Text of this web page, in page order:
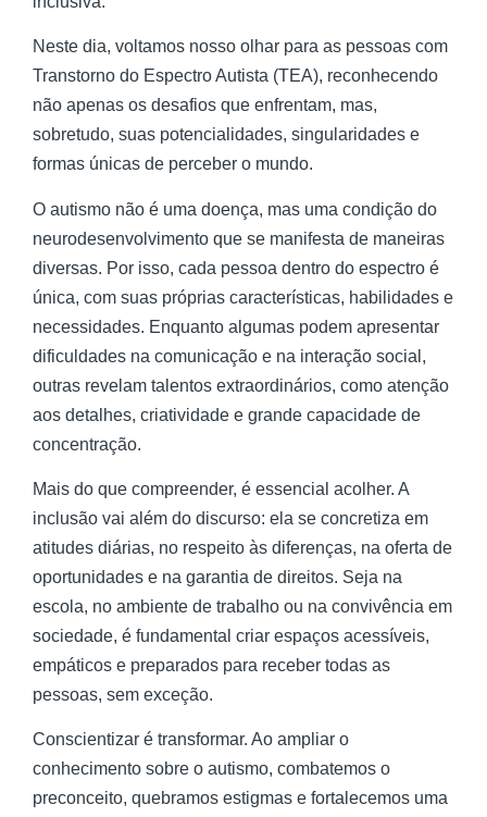
Neste dia, voltamos nosso olhar para as pessoas com
Transtorno do Espectro Autista (TEA), reconhecendo
não apenas os desafios que enfrentam, mas,
sobretudo, suas potencialidades, singularidades e
formas únicas de perceber o mundo.
O autismo não é uma doença, mas uma condição do
neurodesenvolvimento que se manifesta de maneiras
diversas. Por isso, cada pessoa dentro do espectro é
única, com suas próprias características, habilidades e
necessidades. Enquanto algumas podem apresentar
dificuldades na comunicação e na interação social,
outras revelam talentos extraordinários, como atenção
aos detalhes, criatividade e grande capacidade de
concentração.
Mais do que compreender, é essencial acolher. A
inclusão vai além do discurso: ela se concretiza em
atitudes diárias, no respeito às diferenças, na oferta de
oportunidades e na garantia de direitos. Seja na
escola, no ambiente de trabalho ou na convivência em
sociedade, é fundamental criar espaços acessíveis,
empáticos e preparados para receber todas as
pessoas, sem exceção.
Conscientizar é transformar. Ao ampliar o
conhecimento sobre o autismo, combatemos o
preconceito, quebramos estigmas e fortalecemos uma